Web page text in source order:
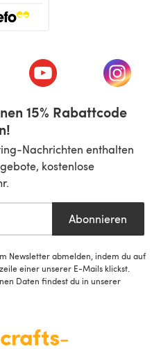
Tab)
in einem neuen Tab)
(öffnet sich in einem
(öffnet
15% Rabattcode
Nachrichten enthalten
kostenlose
Abonnieren
Newsletter abmelden, indem du auf
einer unserer E-Mails klickst.
Daten findest du in unserer